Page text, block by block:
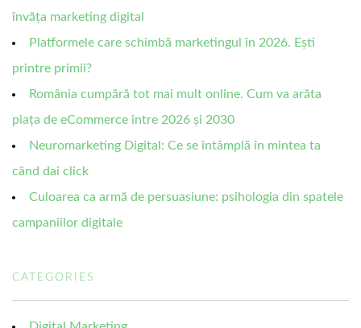
învăța marketing digital
Platformele care schimbă marketingul în 2026. Ești
printre primii?
România cumpără tot mai mult online. Cum va arăta
piața de eCommerce între 2026 și 2030
Neuromarketing Digital: Ce se întâmplă în mintea ta
când dai click
Culoarea ca armă de persuasiune: psihologia din spatele
campaniilor digitale
CATEGORIES